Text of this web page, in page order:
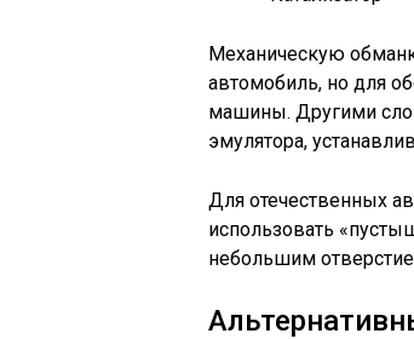
Механическую
автомобиль, но для
машины. Другими
эмулятора,
Для отечественных
использовать
небольшим